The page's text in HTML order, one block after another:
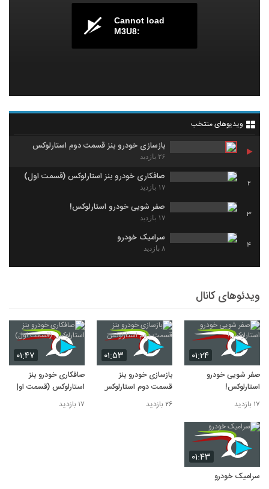
Cannot load
M3U8:
ویدیوهای منتخب
بازسازی خودرو بنز قسمت دوم استارلوکس
۲۶ بازدید
2
صافکاری خودرو بنز استارلوکس (قسمت اول)
۱۷ بازدید
3
صفر شویی خودرو استارلوکس!
۱۷ بازدید
4
سرامیک خودرو
۸ بازدید
ویدئوهای کانال
۰۱:۲۴
صفر شویی خودرو
استارلوکس!
۱۷ بازدید
۰۱:۵۳
بازسازی خودرو بنز
قسمت دوم استارلوکس
۲۶ بازدید
۰۱:۴۷
صافکاری خودرو بنز
استارلوکس (قسمت اول)
۱۷ بازدید
۰۱:۴۳
سرامیک خودرو